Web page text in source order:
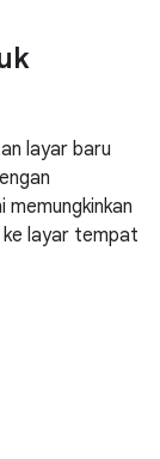
layar baru
ke layar tempat